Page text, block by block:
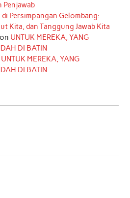
Penjawab
di Persimpangan Gelombang:
Kita, dan Tanggung Jawab Kita
on UNTUK MEREKA, YANG
DI BATIN
UNTUK MEREKA, YANG
DI BATIN